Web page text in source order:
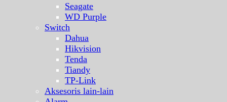
Seagate
WD Purple
Switch
Dahua
Hikvision
Tenda
Tiandy
TP-Link
Aksesoris lain-lain